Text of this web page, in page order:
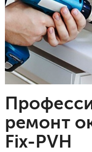
ремонт
Fix-PVH